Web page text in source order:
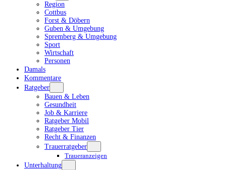
Region
Cottbus
Forst & Döbern
Guben & Umgebung
Spremberg & Umgebung
Sport
Wirtschaft
Personen
Damals
Kommentare
Ratgeber
Bauen & Leben
Gesundheit
Job & Karriere
Ratgeber Mobil
Ratgeber Tier
Recht & Finanzen
Trauerratgeber
Traueranzeigen
Unterhaltung